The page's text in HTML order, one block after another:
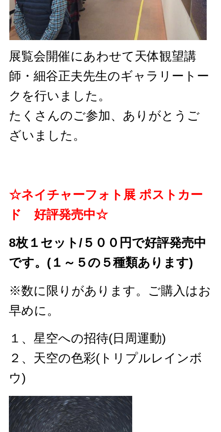
展覧会開催にあわせて天体観望講
師・細谷正夫先生のギャラリートー
クを行いました。
たくさんのご参加、ありがとうご
ざいました。
☆ネイチャーフォト展 ポストカー
ド 好評発売中☆
8枚１セット/５００円で好評発売中
です。(１～５の５種類あります)
※数に限りがあります。ご購入はお
早めに。
１、星空への招待(日周運動)
２、天空の色彩(トリプルレインボ
ウ)